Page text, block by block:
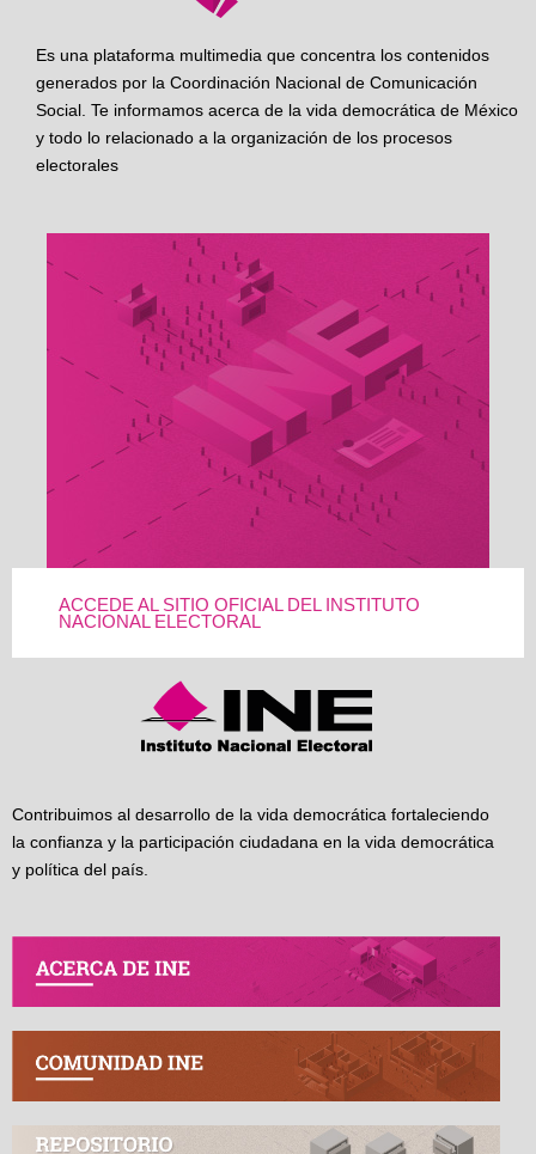
Es una plataforma multimedia que concentra los contenidos
generados por la Coordinación Nacional de Comunicación
Social. Te informamos acerca de la vida democrática de México
y todo lo relacionado a la organización de los procesos
electorales
ACCEDE AL SITIO OFICIAL DEL INSTITUTO
NACIONAL ELECTORAL
Contribuimos al desarrollo de la vida democrática fortaleciendo
la confianza y la participación ciudadana en la vida democrática
y política del país.